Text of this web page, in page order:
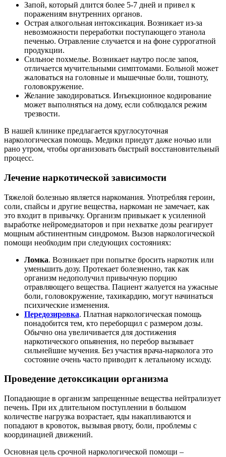
Запой, который длится более 5-7 дней и привел к
поражениям внутренних органов.
Острая алкогольная интоксикация. Возникает из-за
невозможности переработки поступающего этанола
печенью. Отравление случается и на фоне суррогатной
продукции.
Сильное похмелье. Возникает наутро после запоя,
отличается мучительными симптомами. Больной может
жаловаться на головные и мышечные боли, тошноту,
головокружение.
Желание закодироваться. Инъекционное кодирование
может выполняться на дому, если соблюдался режим
трезвости.
В нашей клинике предлагается круглосуточная
наркологическая помощь. Медики приедут даже ночью или
рано утром, чтобы организовать быстрый восстановительный
процесс.
Лечение наркотической зависимости
Тяжелой болезнью является наркомания. Употребляя героин,
соли, спайсы и другие вещества, наркоман не замечает, как
это входит в привычку. Организм привыкает к усиленной
выработке нейромедиаторов и при нехватке дозы реагирует
мощным абстинентным синдромом. Вызов наркологической
помощи необходим при следующих состояниях:
Ломка. Возникает при попытке бросить наркотик или
уменьшить дозу. Протекает болезненно, так как
организм недополучил привычную порцию
отравляющего вещества. Пациент жалуется на ужасные
боли, головокружение, тахикардию, могут начинаться
психические изменения.
Передозировка. Платная наркологическая помощь
понадобится тем, кто переборщил с размером дозы.
Обычно она увеличивается для достижения
наркотического опьянения, но перебор вызывает
сильнейшие мучения. Без участия врача-нарколога это
состояние очень часто приводит к летальному исходу.
Проведение детоксикации организма
Попадающие в организм запрещенные вещества нейтрализует
печень. При их длительном поступлении в большом
количестве нагрузка возрастает, яды накапливаются и
попадают в кровоток, вызывая рвоту, боли, проблемы с
координацией движений.
Основная цель срочной наркологической помощи –